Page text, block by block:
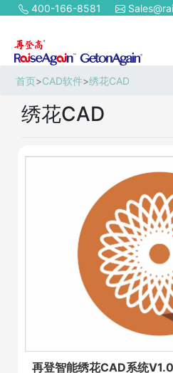
400-166-8581
首页>CAD软件>绣花CAD
绣花CAD
再登智能绣花CAD系统V1.0